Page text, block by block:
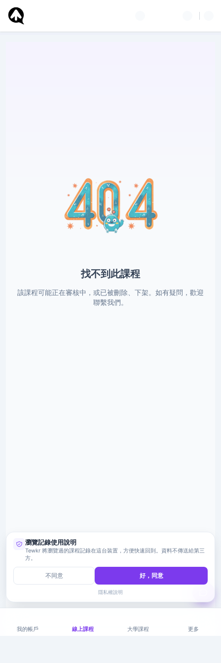
找不到此課程
該課程可能正在審核中，或已被刪除、下架。如有疑問，歡迎
聯繫我們。
我的帳戶 線上課程 大學課程 更多
瀏覽記錄使用說明
Tewkr 將瀏覽過的課程記錄在這台裝置，方便快速回到。資料不傳送給第三
方。
不同意 好，同意
隱私權說明